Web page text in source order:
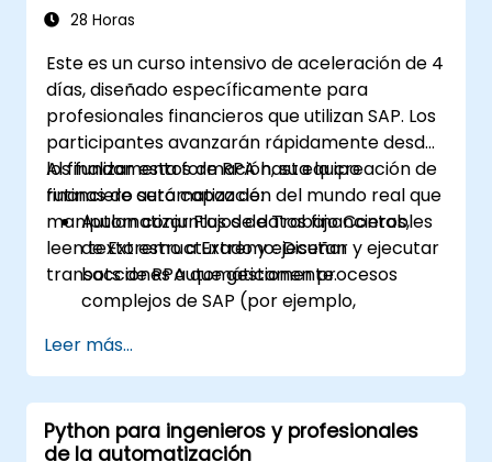
edificios utilizando información impulsada
28 Horas
Este es un curso intensivo de aceleración de 4
días, diseñado específicamente para
profesionales financieros que utilizan SAP. Los
participantes avanzarán rápidamente desde
los fundamentos de RPA hasta la creación de
rutinas de automatización del mundo real que
manipulan conjuntos de datos financieros,
leen texto estructurado y ejecutan
transacciones automáticamente.
Al finalizar esta formación, su equipo
financiero será capaz de:
Automatizar Flujos de Trabajo Contables
de Extremo a Extremo: Diseñar y ejecutar
bots de RPA que gestionen procesos
complejos de SAP (por ejemplo,
contables o informes financieros).
Reducir Errores Operativos: Eliminar
errores manuales y equivocaciones en las
entradas de datos de SAP.
Leer más...
Python para ingenieros y profesionales
de la automatización